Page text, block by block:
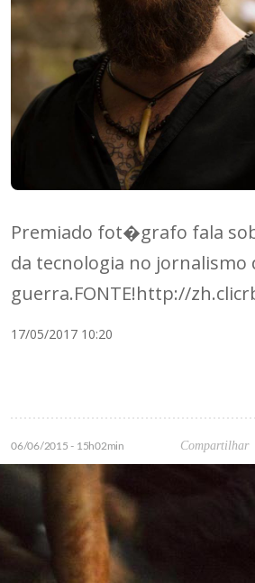
Premiado fot�grafo fala
da tecnologia no jornalismo
guerra.FONTE!http://
17/05/2017 10:20
06/06/2015 - 15h02min Compartilhar